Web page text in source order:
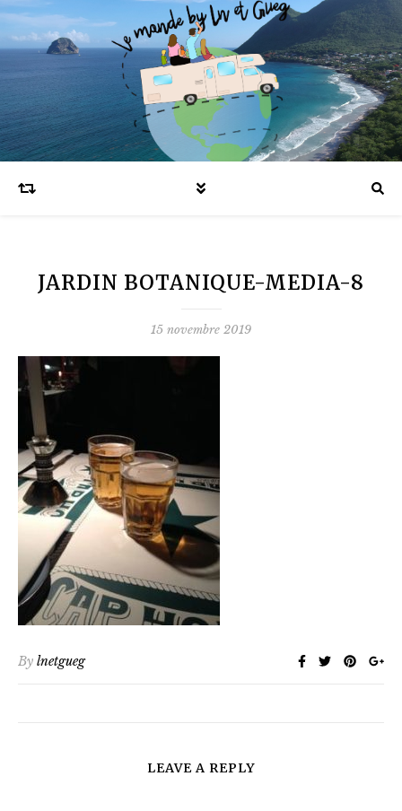
Blog voyages en famille et expatriation
JARDIN BOTANIQUE-MEDIA-8
15 novembre 2019
By lnetgueg
LEAVE A REPLY